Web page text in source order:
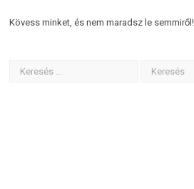
Kövess minket, és nem maradsz le semmiről!